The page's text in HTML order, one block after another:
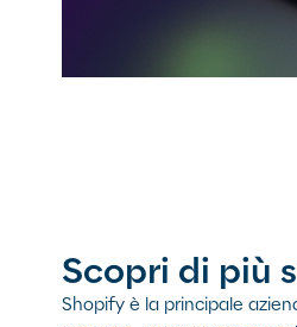
Scopri di più
Shopify è la principale